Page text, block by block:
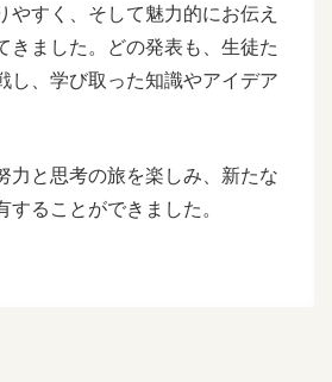
やすく、そして魅力的にお伝え
きました。どの発表も、生徒た
し、学び取った知識やアイデア
力と思考の旅を楽しみ、新たな
することができました。